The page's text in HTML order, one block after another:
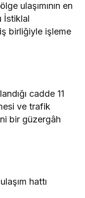
ulaşımının en
İstiklal
birliğiyle işleme
cadde 11
ve trafik
bir güzergâh
hattı